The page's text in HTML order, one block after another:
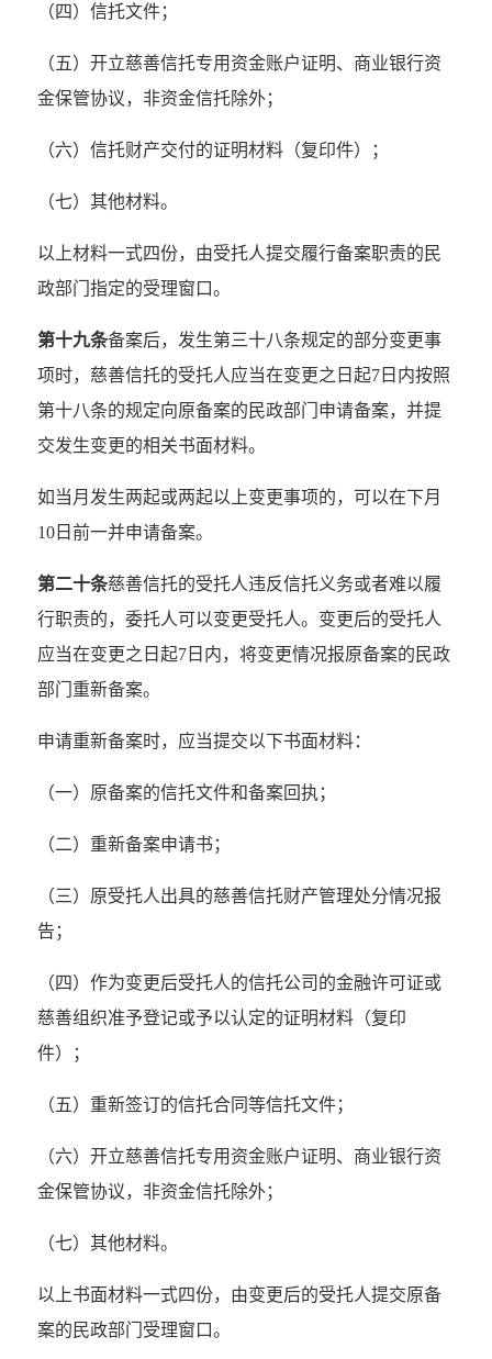
（四）信托文件；
（五）开立慈善信托专用资金账户证明、商业银行资
金保管协议，非资金信托除外；
（六）信托财产交付的证明材料（复印件）；
（七）其他材料。
以上材料一式四份，由受托人提交履行备案职责的民
政部门指定的受理窗口。
第十九条备案后，发生第三十八条规定的部分变更事
项时，慈善信托的受托人应当在变更之日起7日内按照
第十八条的规定向原备案的民政部门申请备案，并提
交发生变更的相关书面材料。
如当月发生两起或两起以上变更事项的，可以在下月
10日前一并申请备案。
第二十条慈善信托的受托人违反信托义务或者难以履
行职责的，委托人可以变更受托人。变更后的受托人
应当在变更之日起7日内，将变更情况报原备案的民政
部门重新备案。
申请重新备案时，应当提交以下书面材料：
（一）原备案的信托文件和备案回执；
（二）重新备案申请书；
（三）原受托人出具的慈善信托财产管理处分情况报
告；
（四）作为变更后受托人的信托公司的金融许可证或
慈善组织准予登记或予以认定的证明材料（复印
件）；
（五）重新签订的信托合同等信托文件；
（六）开立慈善信托专用资金账户证明、商业银行资
金保管协议，非资金信托除外；
（七）其他材料。
以上书面材料一式四份，由变更后的受托人提交原备
案的民政部门受理窗口。